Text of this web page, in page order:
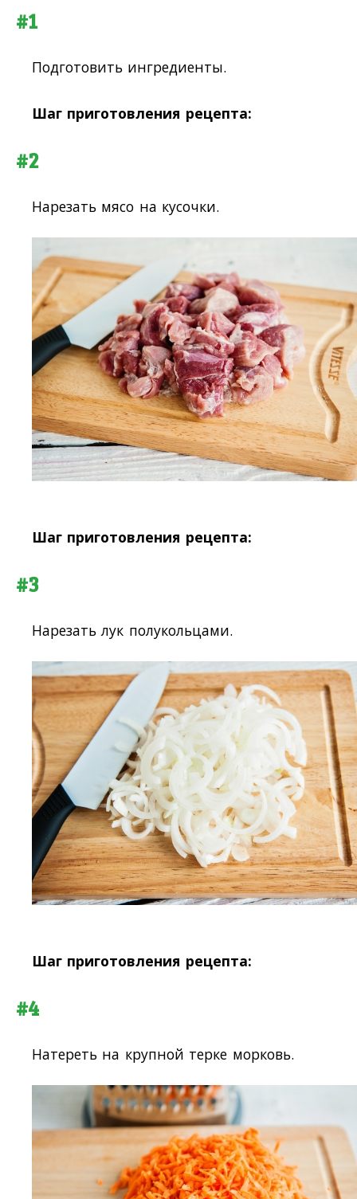
#1
Подготовить ингредиенты.
Шаг приготовления рецепта:
#2
Нарезать мясо на кусочки.
Шаг приготовления рецепта:
#3
Нарезать лук полукольцами.
Шаг приготовления рецепта:
#4
Натереть на крупной терке морковь.